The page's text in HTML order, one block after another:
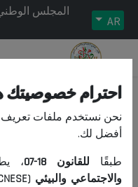
AR
المجلس
عذراً، لا
احترام خصوصيتك
نحن نستخدم ملفات تعريف
أفضل لك.
طبقًا للقانون 18-07 ،
والاجتماعي والبيئي (CNESE)